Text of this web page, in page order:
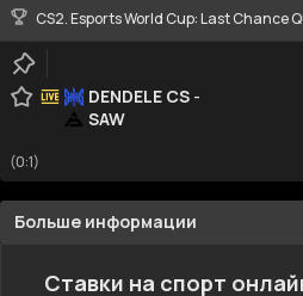
CS2. Esports World Cup: Last Chance
DENDELE CS -
SAW
(0:1)
Больше информации
Ставки на спорт